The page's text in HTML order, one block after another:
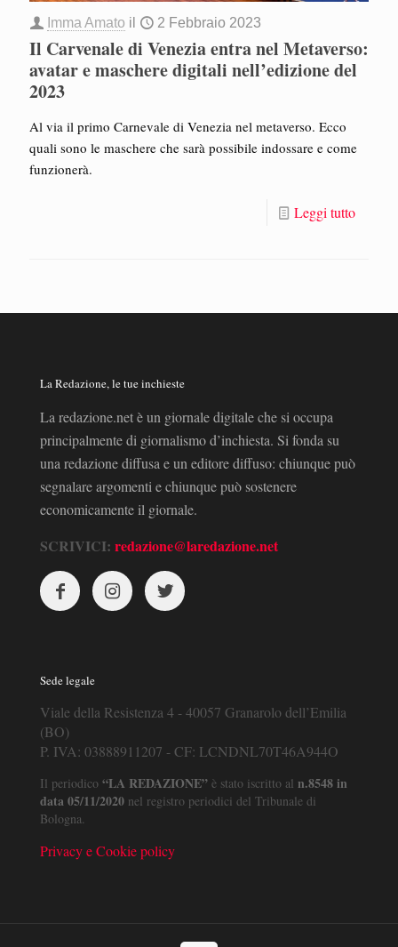
Imma Amato il 2 Febbraio 2023
Il Carvenale di Venezia entra nel Metaverso:
avatar e maschere digitali nell’edizione del
2023
Al via il primo Carnevale di Venezia nel metaverso. Ecco
quali sono le maschere che sarà possibile indossare e come
funzionerà.
Leggi tutto
La Redazione, le tue inchieste
La redazione.net è un giornale digitale che si occupa
principalmente di giornalismo d’inchiesta. Si fonda su
una redazione diffusa e un editore diffuso: chiunque può
segnalare argomenti e chiunque può sostenere
economicamente il giornale.
SCRIVICI: redazione@laredazione.net
Sede legale
Viale della Resistenza 4 - 40057 Granarolo dell’Emilia
(BO)
P. IVA: 03888911207 - CF: LCNDNL70T46A944O
Il periodico “LA REDAZIONE” è stato iscritto al n.8548 in
data 05/11/2020 nel registro periodici del Tribunale di
Bologna.
Privacy e Cookie policy